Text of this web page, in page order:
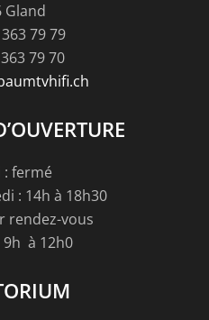
Gland
79 79
79 70
: fermé
: 14h à 18h30
rendez-vous
9h à 12h0